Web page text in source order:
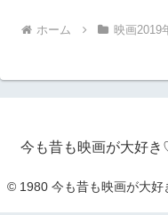
ホーム 映画2019
今も昔も映画が大好
© 1980 今も昔も映画が大好